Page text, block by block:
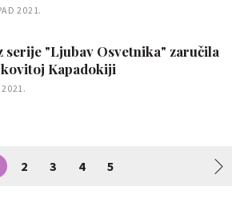
2021.
serije "Ljubav Osvetnika" zaručila
Kapadokiji
2 3 4 5